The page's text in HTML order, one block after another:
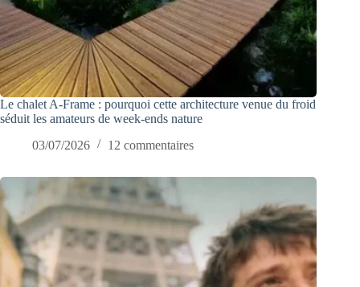
Le chalet A-Frame : pourquoi cette architecture venue du froid
séduit les amateurs de week-ends nature
03/07/2026
12 commentaires